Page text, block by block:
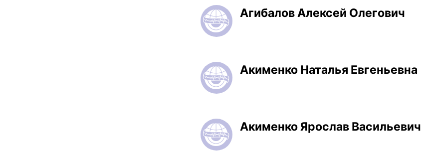
Агибалов Алексей Олегович
Акименко Наталья Евгеньевна
Акименко Ярослав Васильевич